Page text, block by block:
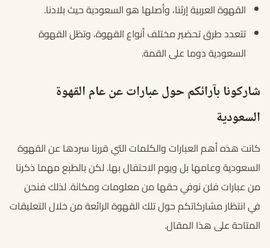
القهوة العربية إرثنا، وأصلها هو السعودية حيث بلادنا.
تتعدد طرق تحضير مختلف أنواع القهوة، وتظل القهوة
السعودية دوما على القمة.
شاركونا بآرائكم حول عبارات عن عام القهوة
السعودية
كانت هذه أهم العبارات والكلمات التي قررنا سردها عن القهوة
السعودية وعامها بل ويوم الاحتفال بها. لكن بالطبع مهما ذكرنا
من عبارات فلن نوفي حقها من معلومات ومكانة. لذلك فنحن
في انتظار مشاركاتكم حول تلك القهوة الرائعة من خلال التعليقات
المتاحة على هذا المقال.